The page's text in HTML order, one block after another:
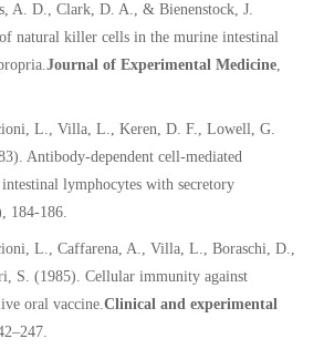
A. D., Clark, D. A., & Bienenstock, J.
natural killer cells in the murine intestinal
Journal of Experimental Medicine,
L., Villa, L., Keren, D. F., Lowell, G.
Antibody-dependent cell-mediated
lymphocytes with secretory
184-186.
L., Caffarena, A., Villa, L., Boraschi, D.,
S. (1985). Cellular immunity against
oral vaccine.Clinical and experimental